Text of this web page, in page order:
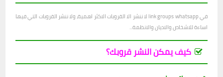
في link groups whatsapp لا ننشر الا القروبات الاكثر اهمية، ولا ننشر القروبات التي فيها
اساءة للاشخاص والاديان والانظمة...
كيف يمكن النشر قروبك؟